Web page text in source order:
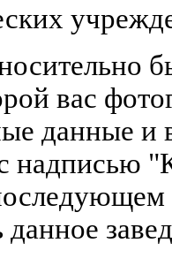
вас
данные и
надписью